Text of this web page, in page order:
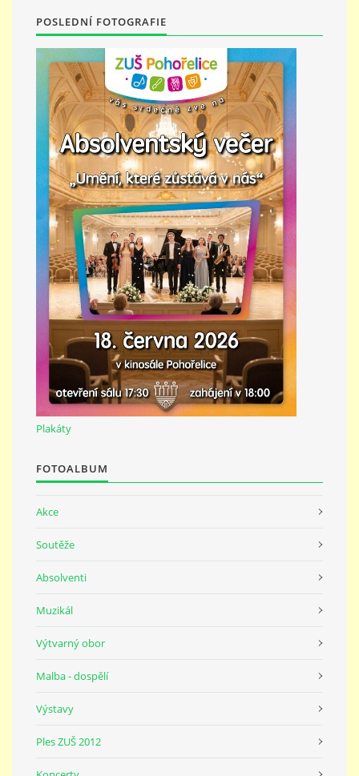
KONTAKTY
PŘÍMĚSTSKÝ TÁBOR
MISS VÝTVARNÝ MODEL
ZAMĚSTNÁNÍ
DOTACE
GDPR
ZUŠ Pohořelice
Školní 462
Pohořelice
691 23
© 2026 eStránky.cz
POSLEDNÍ FOTOGRAFIE
Plakáty
FOTOALBUM
Akce
Soutěže
Absolventi
Muzikál
Výtvarný obor
Malba - dospělí
Výstavy
Ples ZUŠ 2012